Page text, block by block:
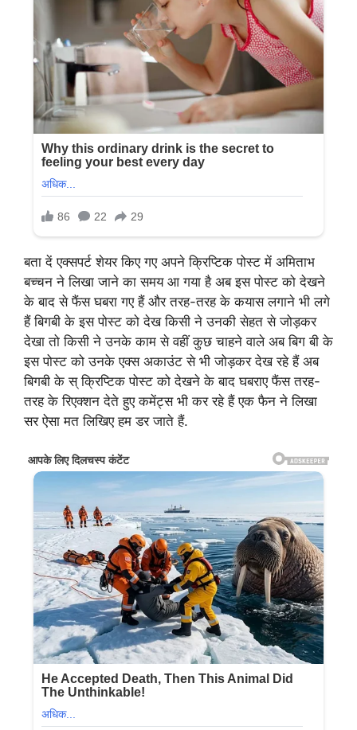
बता दें एक्सपर्ट शेयर किए गए अपने क्रिप्टिक पोस्ट में अमिताभ
बच्चन ने लिखा जाने का समय आ गया है अब इस पोस्ट को देखने
के बाद से फैंस घबरा गए हैं और तरह-तरह के कयास लगाने भी लगे
हैं बिगबी के इस पोस्ट को देख किसी ने उनकी सेहत से जोड़कर
देखा तो किसी ने उनके काम से वहीं कुछ चाहने वाले अब बिग बी के
इस पोस्ट को उनके एक्स अकाउंट से भी जोड़कर देख रहे हैं अब
बिगबी के स् क्रिप्टिक पोस्ट को देखने के बाद घबराए फैंस तरह-
तरह के रिएक्शन देते हुए कमेंट्स भी कर रहे हैं एक फैन ने लिखा
सर ऐसा मत लिखिए हम डर जाते हैं.